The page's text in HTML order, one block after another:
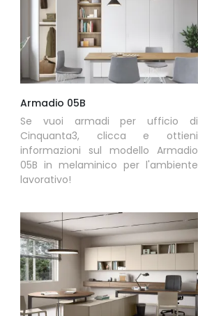
Armadio 05B
Se vuoi armadi per ufficio di
Cinquanta3, clicca e ottieni
informazioni sul modello Armadio
05B in melaminico per l'ambiente
lavorativo!